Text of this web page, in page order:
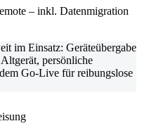
– inkl. Datenmigration
im Einsatz: Geräteübergabe
persönliche
Go-Live für reibungslose